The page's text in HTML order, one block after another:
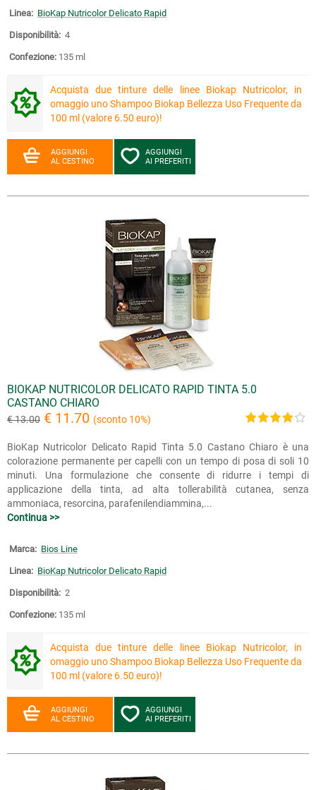
Linea: BioKap Nutricolor Delicato Rapid
Disponibilità: 4
Confezione: 135 ml
Acquista due tinture delle linee Biokap Nutricolor, in
omaggio uno Shampoo Biokap Bellezza Uso Frequente da
100 ml (valore 6.50 euro)!
AGGIUNGI
AL CESTINO
AGGIUNGI
AI PREFERITI
BIOKAP NUTRICOLOR DELICATO RAPID TINTA 5.0
CASTANO CHIARO
€ 13.00 € 11.70 (sconto 10%)
BioKap Nutricolor Delicato Rapid Tinta 5.0 Castano Chiaro è una
colorazione permanente per capelli con un tempo di posa di soli 10
minuti. Una formulazione che consente di ridurre i tempi di
applicazione della tinta, ad alta tollerabilità cutanea, senza
ammoniaca, resorcina, parafenilendiammina,...
Continua >>
Marca: Bios Line
Linea: BioKap Nutricolor Delicato Rapid
Disponibilità: 2
Confezione: 135 ml
Acquista due tinture delle linee Biokap Nutricolor, in
omaggio uno Shampoo Biokap Bellezza Uso Frequente da
100 ml (valore 6.50 euro)!
AGGIUNGI
AL CESTINO
AGGIUNGI
AI PREFERITI